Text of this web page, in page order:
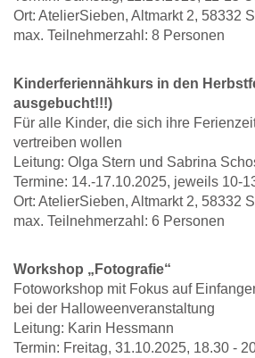
Ort: AtelierSieben, Altmarkt 2, 58332
max. Teilnehmerzahl: 8 Personen
Kinderferiennähkurs in den
ausgebucht!!!)
Für alle Kinder, die sich ihre
vertreiben wollen
Leitung: Olga Stern und Sabrina
Termine: 14.-17.10.2025, jeweils 10-
Ort: AtelierSieben, Altmarkt 2, 58332
max. Teilnehmerzahl: 6 Personen
Workshop „Fotografie“
Fotoworkshop mit Fokus auf
bei der Halloweenveranstaltung
Leitung: Karin Hessmann
Termin: Freitag, 31.10.2025, 18.30 -